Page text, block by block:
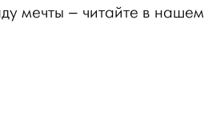
мечты – читайте в нашем